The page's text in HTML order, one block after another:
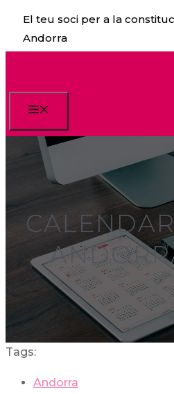
Vés
contingut
El teu soci per a la
Andorra
Tags:
Andorra